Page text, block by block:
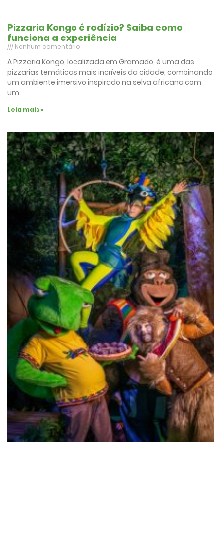
Pizzaria Kongo é rodízio? Saiba como
funciona a experiência
Nenhum comentário
A Pizzaria Kongo, localizada em Gramado, é uma das
pizzarias temáticas mais incríveis da cidade, combinando
um ambiente imersivo inspirado na selva africana com
um
Leia mais »